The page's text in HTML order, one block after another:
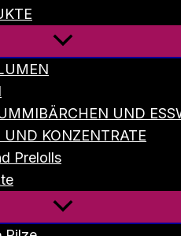
UND
UND KONZENTRATE
Prelolls